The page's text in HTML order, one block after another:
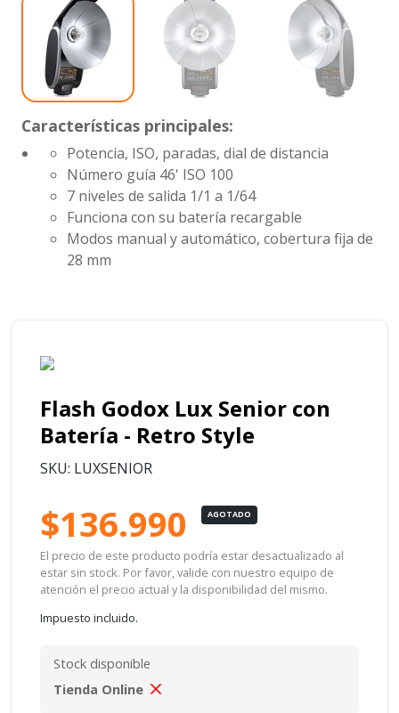
Características principales:
Potencia, ISO, paradas, dial de distancia
Número guía 46' ISO 100
7 niveles de salida 1/1 a 1/64
Funciona con su batería recargable
Modos manual y automático, cobertura fija de
28 mm
Flash Godox Lux Senior con
Batería - Retro Style
SKU: LUXSENIOR
$136.990 AGOTADO
El precio de este producto podría estar desactualizado al
estar sin stock. Por favor, valide con nuestro equipo de
atención el precio actual y la disponibilidad del mismo.
Impuesto incluido.
Stock disponible
Tienda Online